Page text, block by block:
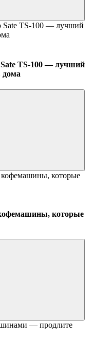
Sate TS-100 — лучший
дома
которые